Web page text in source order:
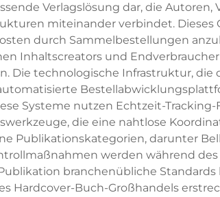
Verlagslösung dar, die
miteinander verbindet. Dieses
durch Sammelbestellungen
Inhaltscreators und
Die technologische Infrastruktur,
Systeme nutzen Echtzeit-
die eine nahtlose
Publikationskategorien, darunter
werden während
branchenübliche
Hardcover-Buch-Großhandels